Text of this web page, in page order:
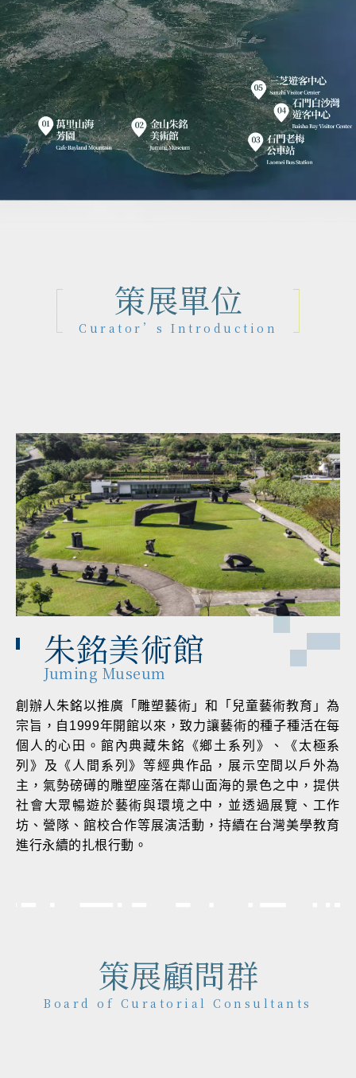
策展單位
Curator’s Introduction
朱銘美術館
Juming Museum
創辦人朱銘以推廣「雕塑藝術」和「兒童藝術教育」為
宗旨，自1999年開館以來，致力讓藝術的種子種活在每
個人的心田。館內典藏朱銘《鄉土系列》、《太極系
列》及《人間系列》等經典作品，展示空間以戶外為
主，氣勢磅礡的雕塑座落在鄰山面海的景色之中，提供
社會大眾暢遊於藝術與環境之中，並透過展覽、工作
坊、營隊、館校合作等展演活動，持續在台灣美學教育
進行永續的扎根行動。
策展顧問群
Board of Curatorial Consultants